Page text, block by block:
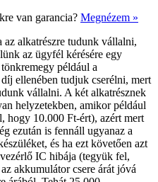
van garancia? Megnézem »
az alkatrészre tudunk vállalni,
az ügyfél kérésére egy
például a
ellenében tudjuk cserélni, mert
vállalni. A két alkatrésznek
helyzetekben, amikor például
hogy 10.000 Ft-ért), azért mert
ezután is fennáll ugyanaz a
és ha ezt követően azt
IC hibája (tegyük fel,
akkumulátor csere árát jóvá